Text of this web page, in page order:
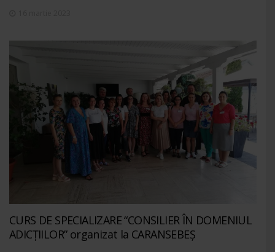
CURS DE SPECIALIZARE “CONSILIER ÎN DOMENIUL
ADICȚIILOR” organizat la CARANSEBEȘ